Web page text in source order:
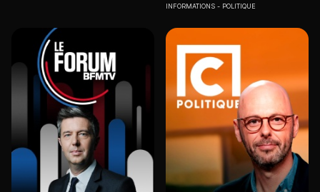
INFORMATIONS POLITIQUE